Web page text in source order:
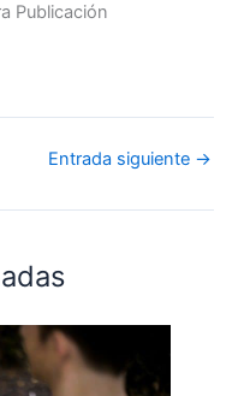
Publicación
Entrada siguiente →